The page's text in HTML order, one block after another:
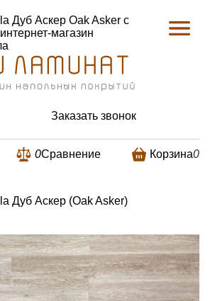
Дуб Аскер Oak Asker с
магазин
Заказать звонок
0Сравнение Корзина0
Дуб Аскер (Oak Asker)